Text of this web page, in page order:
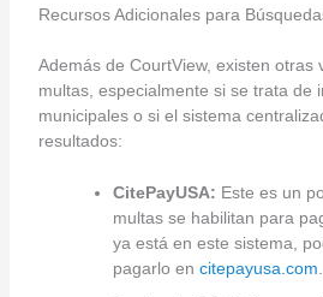
Recursos Adicionales para
Además de CourtView, existen otras
multas, especialmente si se trata de
municipales o si el sistema
resultados:
CitePayUSA: Este es un
multas se habilitan para
ya está en este sistema,
pagarlo en citepayusa.com.